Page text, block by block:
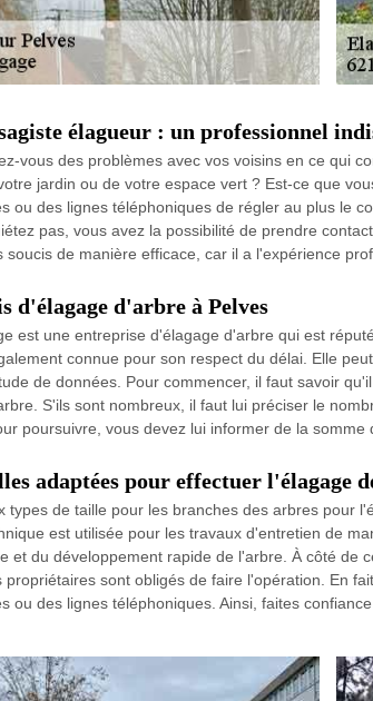
élagueur : un professionnel
vous des problèmes avec vos voisins en ce qui
jardin ou de votre espace vert ? Est-ce que
ou des lignes téléphoniques de régler au plus le
pas, vous avez la possibilité de prendre
soucis de manière efficace, car il a l'expérience
d'élagage d'arbre à Pelves
est une entreprise d'élagage d'arbre qui est
connue pour son respect du délai. Elle
de données. Pour commencer, il faut savoir
S'ils sont nombreux, il faut lui préciser le
poursuivre, vous devez lui informer de la somme
adaptées pour effectuer l'élagage
types de taille pour les branches des arbres pour
est utilisée pour les travaux d'entretien de
et du développement rapide de l'arbre. À côté de
propriétaires sont obligés de faire l'opération. En
ou des lignes téléphoniques. Ainsi, faites